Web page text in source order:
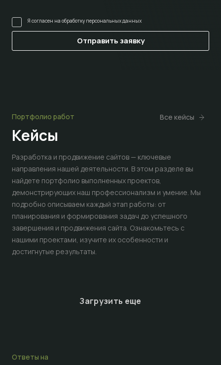
Я согласен на обработку персональных данных
Портфолио работ
Кейсы
Все кейсы
Разработка и продвижение сайтов — ключевые
направления нашей деятельности. В этом разделе вы
найдете портфолио выполненных проектов,
демонстрирующих наш профессионализм и умение. Мы
подробно описываем каждый этап работы: от
планирования и формирования задач до успешного
завершения и продвижения сайта. Ознакомьтесь с
нашими проектами, изучите их особенности и
достигнутые результаты.
Загрузить еще
Ответы на